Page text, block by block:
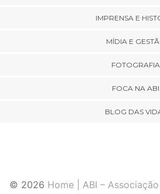
IMPRENSA E
MÍDIA E
FOTOGRAFIA
FOCA NA ABI
BLOG DAS
© 2026 Home | ABI –